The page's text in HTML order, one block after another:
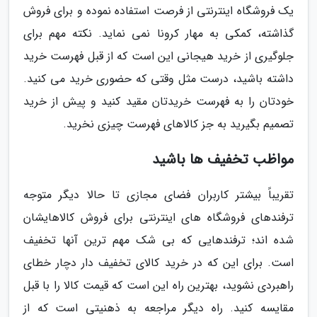
یک فروشگاه اینترنتی از فرصت استفاده نموده و برای فروش
گذاشته، کمکی به مهار کرونا نمی نماید. نکته مهم برای
جلوگیری از خرید هیجانی این است که از قبل فهرست خرید
داشته باشید، درست مثل وقتی که حضوری خرید می کنید.
خودتان را به فهرست خریدتان مقید کنید و پیش از خرید
تصمیم بگیرید به جز کالاهای فهرست چیزی نخرید.
مواظب تخفیف ها باشید
تقریباً بیشتر کاربران فضای مجازی تا حالا دیگر متوجه
ترفندهای فروشگاه های اینترنتی برای فروش کالاهایشان
شده اند؛ ترفندهایی که بی شک مهم ترین آنها تخفیف
است. برای این که در خرید کالای تخفیف دار دچار خطای
راهبردی نشوید، بهترین راه این است که قیمت کالا را با قبل
مقایسه کنید. راه دیگر مراجعه به ذهنیتی است که از